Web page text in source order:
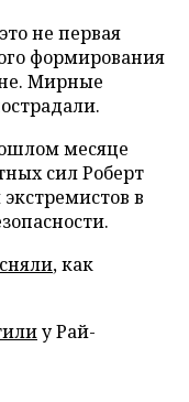
не первая
формирования
Мирные
месяце
сил Роберт
в
, как
у Рай-